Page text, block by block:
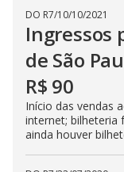
DO R7/10/10/2021
Ingressos
de São
R$ 90
Início das vendas
internet; bilheteria
ainda houver